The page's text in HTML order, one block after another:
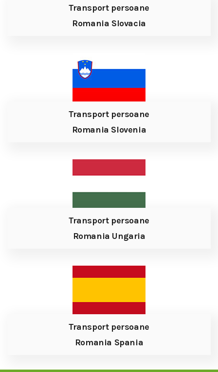
Transport persoane
Romania Slovacia
Transport persoane
Romania Slovenia
Transport persoane
Romania Ungaria
Transport persoane
Romania Spania